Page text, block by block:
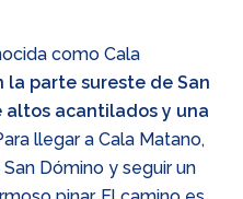
como Cala
la parte sureste de San
altos acantilados y una
llegar a Cala Matano,
Dómino y seguir un